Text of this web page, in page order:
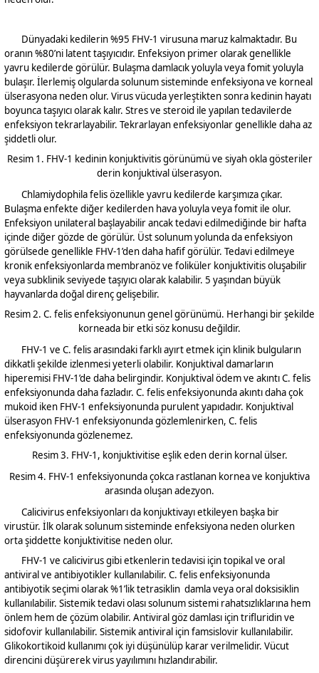
Dünyadaki kedilerin %95 FHV-1 virusuna maruz kalmaktadır. Bu
oranın %80’ni latent taşıyıcıdır. Enfeksiyon primer olarak genellikle
yavru kedilerde görülür. Bulaşma damlacık yoluyla veya fomit yoluyla
bulaşır. İlerlemiş olgularda solunum sisteminde enfeksiyona ve korneal
ülserasyona neden olur. Virus vücuda yerleştikten sonra kedinin hayatı
boyunca taşıyıcı olarak kalır. Stres ve steroid ile yapılan tedavilerde
enfeksiyon tekrarlayabilir. Tekrarlayan enfeksiyonlar genellikle daha az
şiddetli olur.
Resim 1. FHV-1 kedinin konjuktivitis görünümü ve siyah okla gösteriler
derin konjuktival ülserasyon.
Chlamiydophila felis özellikle yavru kedilerde karşımıza çıkar.
Bulaşma enfekte diğer kedilerden hava yoluyla veya fomit ile olur.
Enfeksiyon unilateral başlayabilir ancak tedavi edilmediğinde bir hafta
içinde diğer gözde de görülür. Üst solunum yolunda da enfeksiyon
görülsede genellikle FHV-1’den daha hafif görülür. Tedavi edilmeye
kronik enfeksiyonlarda membranöz ve foliküler konjuktivitis oluşabilir
veya subklinik seviyede taşıyıcı olarak kalabilir. 5 yaşından büyük
hayvanlarda doğal direnç gelişebilir.
Resim 2. C. felis enfeksiyonunun genel görünümü. Herhangi bir şekilde
korneada bir etki söz konusu değildir.
FHV-1 ve C. felis arasındaki farklı ayırt etmek için klinik bulguların
dikkatli şekilde izlenmesi yeterli olabilir. Konjuktival damarların
hiperemisi FHV-1’de daha belirgindir. Konjuktival ödem ve akıntı C. felis
enfeksiyonunda daha fazladır. C. felis enfeksiyonunda akıntı daha çok
mukoid iken FHV-1 enfeksiyonunda purulent yapıdadır. Konjuktival
ülserasyon FHV-1 enfeksiyonunda gözlemlenirken, C. felis
enfeksiyonunda gözlenemez.
Resim 3. FHV-1, konjuktivitise eşlik eden derin kornal ülser.
Resim 4. FHV-1 enfeksiyonunda çokca rastlanan kornea ve konjuktiva
arasında oluşan adezyon.
Calicivirus enfeksiyonları da konjuktivayı etkileyen başka bir
virustür. İlk olarak solunum sisteminde enfeksiyona neden olurken
orta şiddette konjuktivitise neden olur.
FHV-1 ve calicivirus gibi etkenlerin tedavisi için topikal ve oral
antiviral ve antibiyotikler kullanılabilir. C. felis enfeksiyonunda
antibiyotik seçimi olarak %1’lik tetrasiklin damla veya oral doksisiklin
kullanılabilir. Sistemik tedavi olası solunum sistemi rahatsızlıklarına hem
önlem hem de çözüm olabilir. Antiviral göz damlası için trifluridin ve
sidofovir kullanılabilir. Sistemik antiviral için famsislovir kullanılabilir.
Glikokortikoid kullanımı çok iyi düşünülüp karar verilmelidir. Vücut
direncini düşürerek virus yayılımını hızlandırabilir.